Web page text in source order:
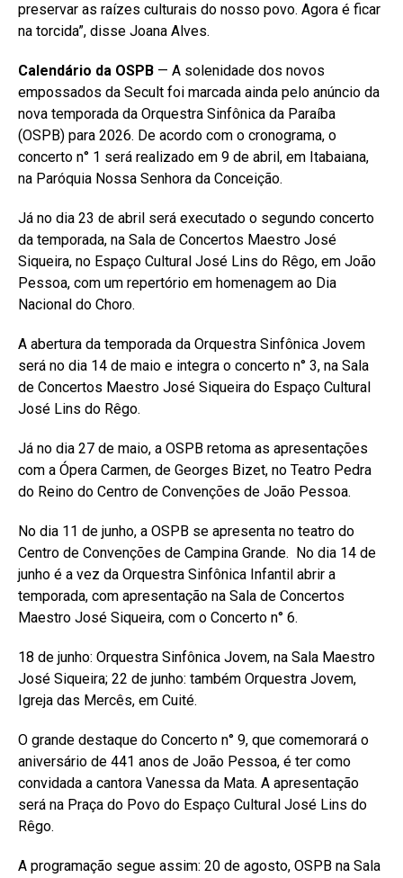
preservar as raízes culturais do nosso povo. Agora é ficar
na torcida”, disse Joana Alves.
Calendário da OSPB — A solenidade dos novos
empossados da Secult foi marcada ainda pelo anúncio da
nova temporada da Orquestra Sinfônica da Paraíba
(OSPB) para 2026. De acordo com o cronograma, o
concerto n° 1 será realizado em 9 de abril, em Itabaiana,
na Paróquia Nossa Senhora da Conceição.
Já no dia 23 de abril será executado o segundo concerto
da temporada, na Sala de Concertos Maestro José
Siqueira, no Espaço Cultural José Lins do Rêgo, em João
Pessoa, com um repertório em homenagem ao Dia
Nacional do Choro.
A abertura da temporada da Orquestra Sinfônica Jovem
será no dia 14 de maio e integra o concerto n° 3, na Sala
de Concertos Maestro José Siqueira do Espaço Cultural
José Lins do Rêgo.
Já no dia 27 de maio, a OSPB retoma as apresentações
com a Ópera Carmen, de Georges Bizet, no Teatro Pedra
do Reino do Centro de Convenções de João Pessoa.
No dia 11 de junho, a OSPB se apresenta no teatro do
Centro de Convenções de Campina Grande. No dia 14 de
junho é a vez da Orquestra Sinfônica Infantil abrir a
temporada, com apresentação na Sala de Concertos
Maestro José Siqueira, com o Concerto n° 6.
18 de junho: Orquestra Sinfônica Jovem, na Sala Maestro
José Siqueira; 22 de junho: também Orquestra Jovem,
Igreja das Mercês, em Cuité.
O grande destaque do Concerto n° 9, que comemorará o
aniversário de 441 anos de João Pessoa, é ter como
convidada a cantora Vanessa da Mata. A apresentação
será na Praça do Povo do Espaço Cultural José Lins do
Rêgo.
A programação segue assim: 20 de agosto, OSPB na Sala